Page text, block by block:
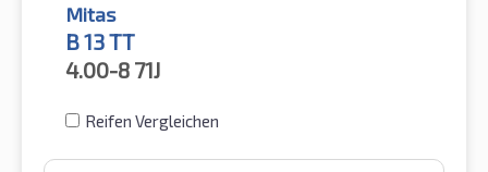
Mitas
B 13 TT
4.00-8 71J
Reifen Vergleichen